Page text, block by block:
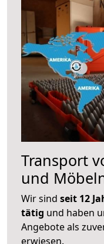
Transport
und
Wir sind seit 12
tätig und haben
Angebote als
erwiesen.